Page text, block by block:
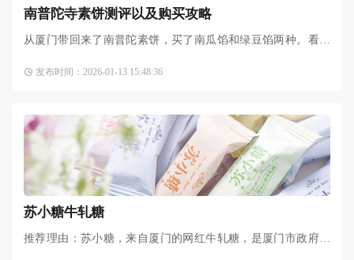
南普陀寺素饼测评以及购买攻略
从厦门带回来了南普陀素饼，买了南瓜馅和绿豆馅两种。看别
馅的。当时除了南瓜馅，
发布时间：2026-01-13 15:48:36
苏小糖牛轧糖
推荐理由：苏小糖，来自厦门的网红牛轧糖，是厦门市政府一